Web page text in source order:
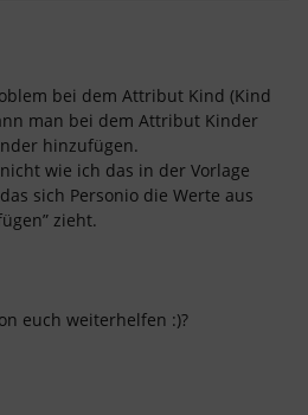
bei dem Attribut Kind (Kind
man bei dem Attribut Kinder
hinzufügen.
wie ich das in der Vorlage
sich Personio die Werte aus
zieht.
euch weiterhelfen :)?